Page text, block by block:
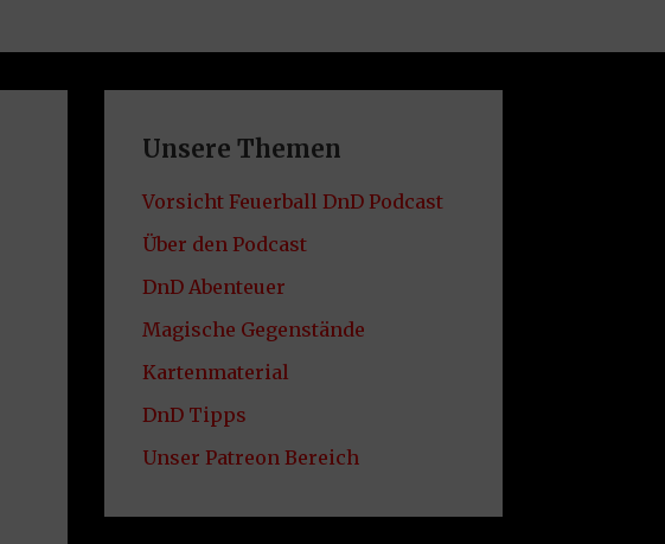
Unsere Themen
Vorsicht Feuerball DnD Podcast
Über den Podcast
DnD Abenteuer
Magische Gegenstände
Kartenmaterial
DnD Tipps
Unser Patreon Bereich